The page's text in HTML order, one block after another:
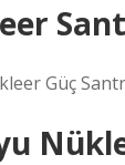
Güç